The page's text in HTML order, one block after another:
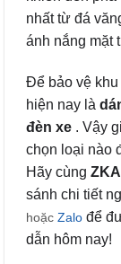
nhất từ đá
ánh nắng mặt
Để bảo vệ
hiện nay là
đèn xe . Vậy
chọn loại nào
Hãy cùng
sánh chi tiết
hoặc Zalo để
dẫn hôm nay!